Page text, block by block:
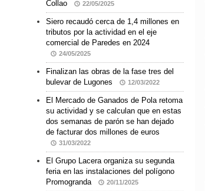
Collao
22/05/2025
Siero recaudó cerca de 1,4 millones en
tributos por la actividad en el eje
comercial de Paredes en 2024
24/05/2025
Finalizan las obras de la fase tres del
bulevar de Lugones
12/03/2022
El Mercado de Ganados de Pola retoma
su actividad y se calculan que en estas
dos semanas de parón se han dejado
de facturar dos millones de euros
31/03/2022
El Grupo Lacera organiza su segunda
feria en las instalaciones del polígono
Promogranda
20/11/2025